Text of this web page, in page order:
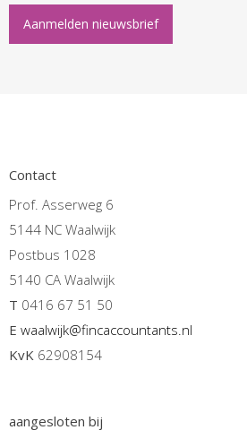
Aanmelden nieuwsbrief
Contact
Prof. Asserweg 6
5144 NC Waalwijk
Postbus 1028
5140 CA Waalwijk
T 0416 67 51 50
E waalwijk@fincaccountants.nl
KvK 62908154
aangesloten bij